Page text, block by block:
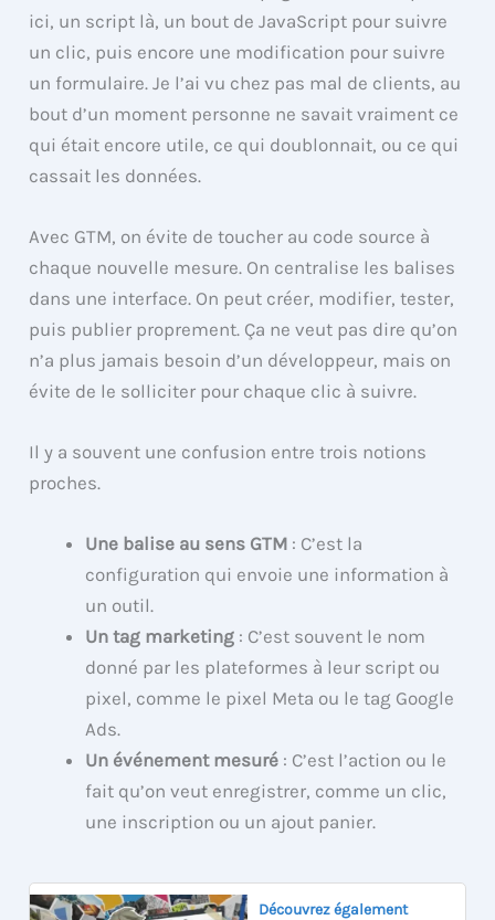
ici, un script là, un bout de JavaScript pour suivre
un clic, puis encore une modification pour suivre
un formulaire. Je l’ai vu chez pas mal de clients, au
bout d’un moment personne ne savait vraiment ce
qui était encore utile, ce qui doublonnait, ou ce qui
cassait les données.
Avec GTM, on évite de toucher au code source à
chaque nouvelle mesure. On centralise les balises
dans une interface. On peut créer, modifier, tester,
puis publier proprement. Ça ne veut pas dire qu’on
n’a plus jamais besoin d’un développeur, mais on
évite de le solliciter pour chaque clic à suivre.
Il y a souvent une confusion entre trois notions
proches.
Une balise au sens GTM : C’est la
configuration qui envoie une information à
un outil.
Un tag marketing : C’est souvent le nom
donné par les plateformes à leur script ou
pixel, comme le pixel Meta ou le tag Google
Ads.
Un événement mesuré : C’est l’action ou le
fait qu’on veut enregistrer, comme un clic,
une inscription ou un ajout panier.
Découvrez également